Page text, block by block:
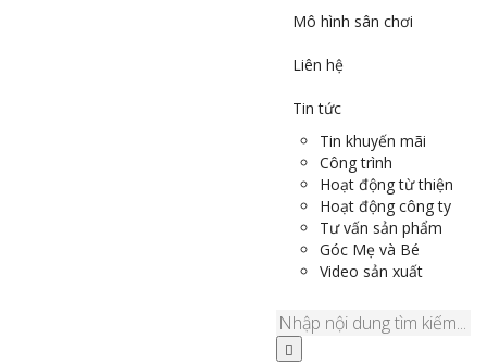
Mô hình sân chơi
Liên hệ
Tin tức
Tin khuyến mãi
Công trình
Hoạt động từ thiện
Hoạt động công ty
Tư vấn sản phẩm
Góc Mẹ và Bé
Video sản xuất